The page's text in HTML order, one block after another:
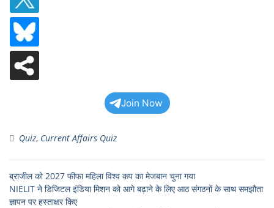
Join Now
Quiz, Current Affairs Quiz
ब्राजील को 2027 फीफा महिला विश्व कप का मेजबान चुना गया
NIELIT ने डिजिटल इंडिया मिशन को आगे बढ़ाने के लिए आठ संगठनों के साथ समझौता
ज्ञापन पर हस्ताक्षर किए